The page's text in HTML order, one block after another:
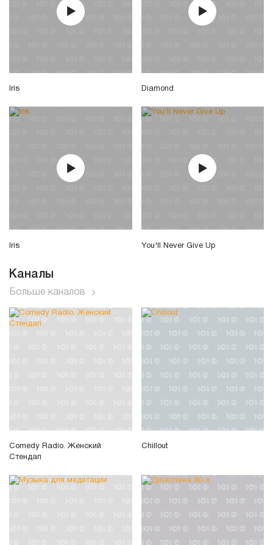
Iris Diamond
Iris You'll Never Give Up
Каналы
Больше каналов
Comedy Radio. Женский
Стендап
Chillout